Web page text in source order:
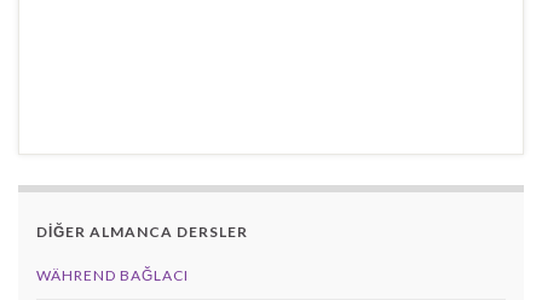
DİĞER ALMANCA DERSLER
WÄHREND BAĞLACI